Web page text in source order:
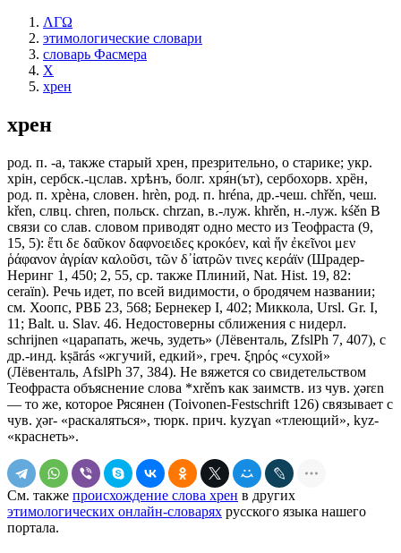
ΛΓΩ
этимологические словари
словарь Фасмера
Х
хрен
хрен
род. п. -а, также старый хрен, презрительно, о старике; укр.
хрiн, сербск.-цслав. хрѣнъ, болг. хря́н(ът), сербохорв. хрȅн,
род. п. хрѐна, словен. hrèn, род. п. hréna, др.-чеш. chřěn, чеш.
křen, слвц. chren, польск. chrzan, в.-луж. khrěn, н.-луж. kśěn В
связи со слав. словом приводят одно место из Теофраста (9,
15, 5): ἔτι δε δαῦκον δαφνοειδες κροκόεν, καὶ ἥν ἐκεῖνοι μεν
ῥάφανον ἀγρίαν καλοῦσι, τῶν δ᾽ἰατρῶν τινες κεράϊν (Шрадер-
Неринг 1, 450; 2, 55, ср. также Плиний, Nat. Hist. 19, 82:
сеrаïn). Речь идет, по всей видимости, о бродячем названии;
см. Хоопс, РВБ 23, 568; Бернекер I, 402; Миккола, Ursl. Gr. I,
11; Ваlt. u. Slav. 46. Недостоверны сближения с нидерл.
schrijnen «царапать, жечь, зудеть» (Лёвенталь, ZfslPh 7, 407), с
др.-инд. kṣārás «жгучий, едкий», греч. ξηρός «сухой»
(Лёвенталь, AfslPh 37, 384). Не вяжется со свидетельством
Теофраста объяснение слова *хrěnъ как заимств. из чув. χǝrεn
— то же, которое Рясянен (Toivonen-Festschrift 126) связывает с
чув. χǝr- «раскаляться», тюрк. прич. kуzɣаn «тлеющий», kyz-
«краснеть».
См. также происхождение слова хрен в других
этимологических онлайн-словарях русского языка нашего
портала.